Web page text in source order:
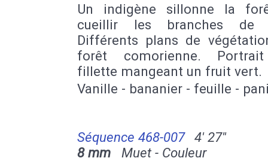
Un indigène sillonne la
cueillir les branches de
Différents plans de
forêt comorienne.
fillette mangeant un fruit vert.
Vanille - bananier - feuille -
Séquence 468-007
4' 27''
8 mm Muet - Couleur